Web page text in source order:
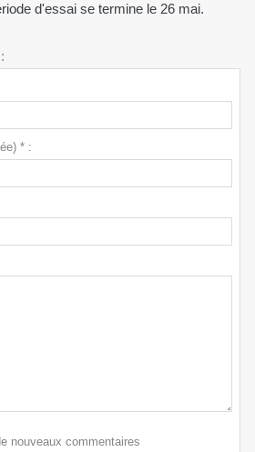
d'essai se termine le 26 mai.
* :
nouveaux commentaires